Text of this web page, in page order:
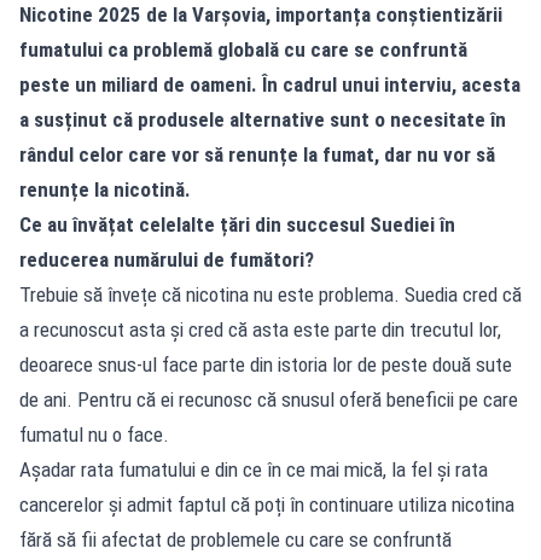
Nicotine 2025 de la Varșovia, importanța conștientizării
fumatului ca problemă globală cu care se confruntă
peste un miliard de oameni. În cadrul unui interviu, acesta
a susținut că produsele alternative sunt o necesitate în
rândul celor care vor să renunțe la fumat, dar nu vor să
renunțe la nicotină.
Ce au învățat celelalte țări din succesul Suediei în
reducerea numărului de fumători?
Trebuie să învețe că nicotina nu este problema. Suedia cred că
a recunoscut asta și cred că asta este parte din trecutul lor,
deoarece snus-ul face parte din istoria lor de peste două sute
de ani. Pentru că ei recunosc că snusul oferă beneficii pe care
fumatul nu o face.
Așadar rata fumatului e din ce în ce mai mică, la fel și rata
cancerelor și admit faptul că poți în continuare utiliza nicotina
fără să fii afectat de problemele cu care se confruntă